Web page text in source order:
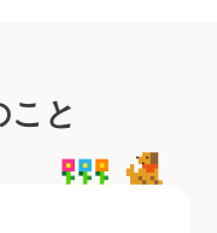
こと